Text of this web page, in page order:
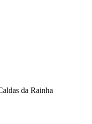
da Rainha